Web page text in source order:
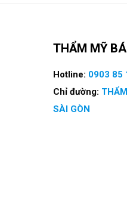
THẨM MỸ
Hotline: 0903 85
Chỉ đường:
SÀI GÒN